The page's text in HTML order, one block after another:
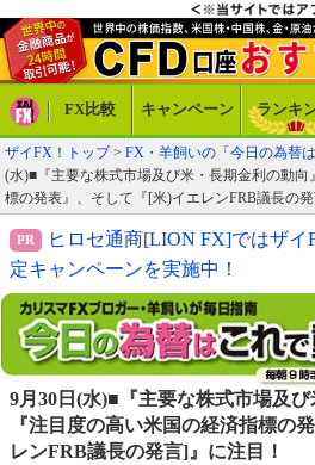
FX比較 キャンペーン ランキ
ザイFX！トップ> FX・羊飼いの「今日の為替
(水)■『主要な株式市場及び米・長期金利の動
標の発表』、そして『[米)イエレンFRB議長の発
ヒロセ通商[LION FX]ではザ
定キャンペーンを実施中！
9月30日(水)■『主要な株式市場及
『注目度の高い米国の経済指標の
レンFRB議長の発言]』に注目！